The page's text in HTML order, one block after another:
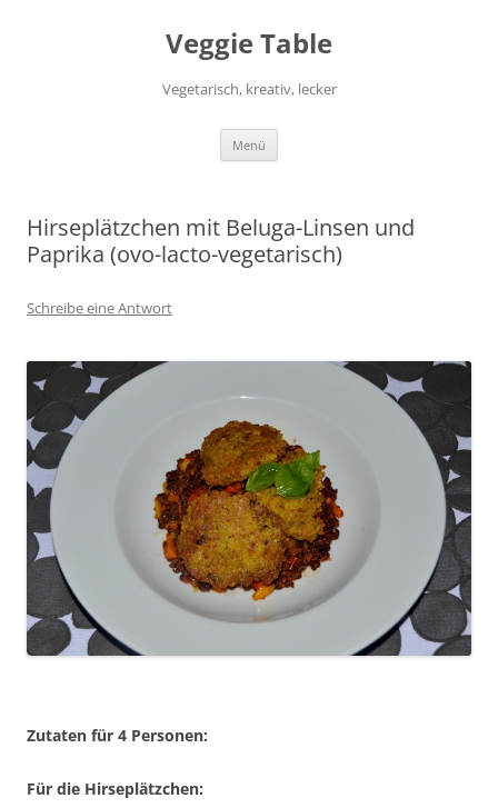
Veggie Table
Vegetarisch, kreativ, lecker
Menü
Hirseplätzchen mit Beluga-Linsen und
Paprika (ovo-lacto-vegetarisch)
Schreibe eine Antwort
Zutaten für 4 Personen:
Für die Hirseplätzchen: